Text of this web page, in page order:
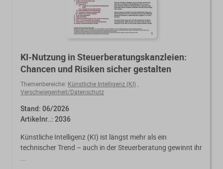
KI-Nutzung in Steuerberatungskanzleien:
Chancen und Risiken sicher gestalten
Themenbereiche: Künstliche Intelligenz (KI)
Verschwiegenheit/Datenschutz
Stand: 06/2026
Artikelnr..: 2036
Künstliche Intelligenz (KI) ist längst mehr als ein
technischer Trend – auch in der Steuerberatung gewinnt ihr